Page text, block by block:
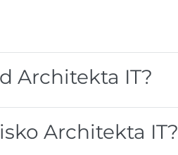
Architekta IT?
Architekta IT?